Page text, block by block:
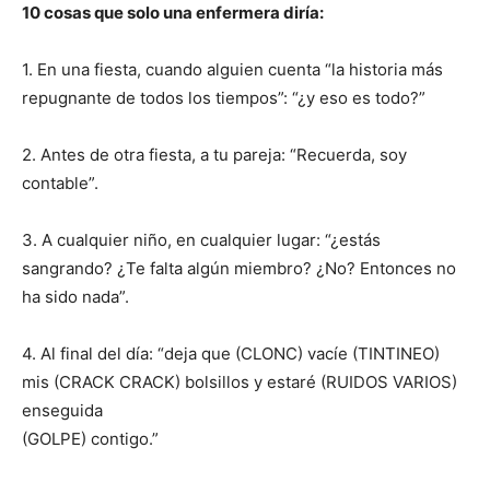
10 cosas que solo una enfermera diría:
1. En una fiesta, cuando alguien cuenta “la historia más
repugnante de todos los tiempos”: “¿y eso es todo?”
2. Antes de otra fiesta, a tu pareja: “Recuerda, soy
contable”.
3. A cualquier niño, en cualquier lugar: “¿estás
sangrando? ¿Te falta algún miembro? ¿No? Entonces no
ha sido nada”.
4. Al final del día: “deja que (CLONC) vacíe (TINTINEO)
mis (CRACK CRACK) bolsillos y estaré (RUIDOS VARIOS)
enseguida
(GOLPE) contigo.”